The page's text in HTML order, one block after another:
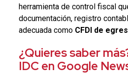
herramienta de control fiscal
documentación, registro
adecuada como CFDI de
¿Quieres saber
IDC en Google